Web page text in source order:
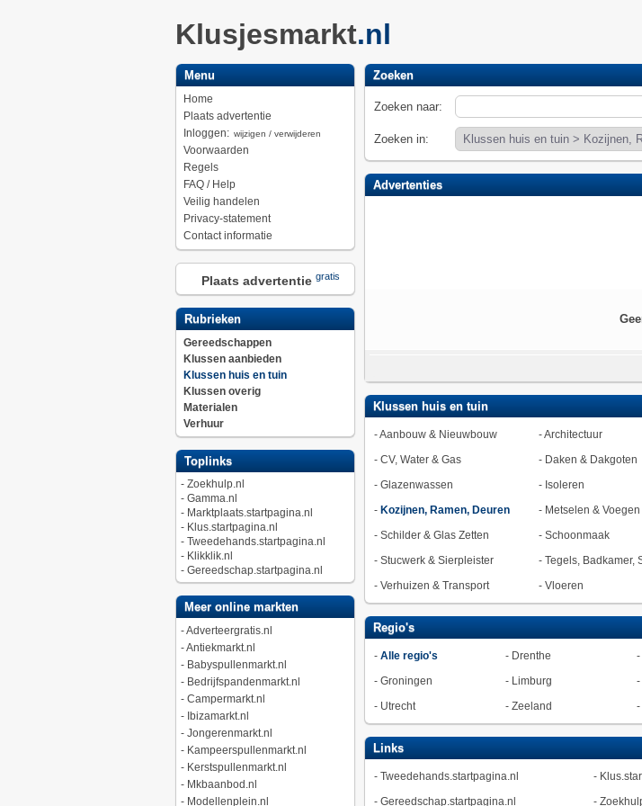
Klusjesmarkt.nl
Menu
Home
Plaats advertentie
Inloggen: wijzigen / verwijderen
Voorwaarden
Regels
FAQ / Help
Veilig handelen
Privacy-statement
Contact informatie
Plaats advertentie gratis
Rubrieken
Gereedschappen
Klussen aanbieden
Klussen huis en tuin
Klussen overig
Materialen
Verhuur
Toplinks
- Zoekhulp.nl
- Gamma.nl
- Marktplaats.startpagina.nl
- Klus.startpagina.nl
- Tweedehands.startpagina.nl
- Klikklik.nl
- Gereedschap.startpagina.nl
Meer online markten
-Adverteergratis.nl
-Antiekmarkt.nl
- Babyspullenmarkt.nl
- Bedrijfspandenmarkt.nl
- Campermarkt.nl
- Ibizamarkt.nl
- Jongerenmarkt.nl
- Kampeerspullenmarkt.nl
- Kerstspullenmarkt.nl
- Mkbaanbod.nl
- Modellenplein.nl
Zoeken
Zoeken naar:
Zoeken in:
Advertenties
Klussen huis en tuin
-Aanbouw & Nieuwbouw -Architectuur
- CV, Water & Gas - Daken & Dakgoten
- Glazenwassen - Isoleren
- Kozijnen, Ramen, Deuren - Metselen & Voegen
- Schilder & Glas Zetten - Schoonmaak
- Stucwerk & Sierpleister - Tegels, Badkamer,
- Verhuizen & Transport - Vloeren
Regio's
- Alle regio's - Drenthe -
- Groningen - Limburg -
- Utrecht - Zeeland -
Links
- Tweedehands.startpagina.nl -
- Gereedschap.startpagina.nl -